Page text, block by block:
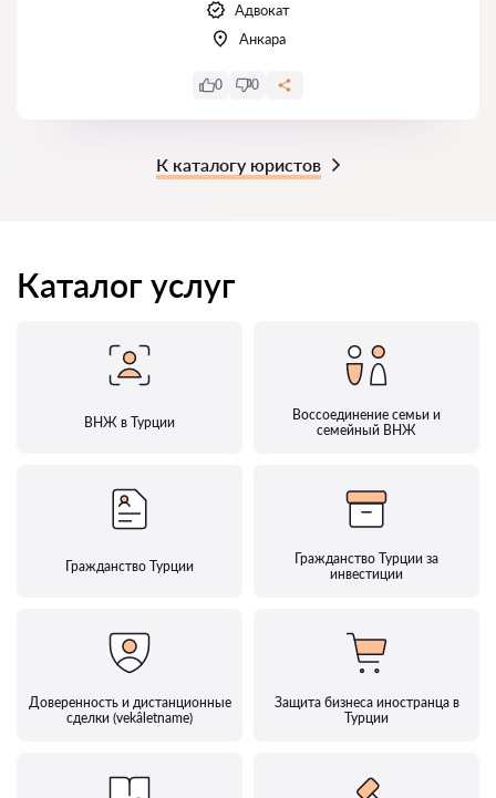
Адвокат
Анкара
0 0
К каталогу юристов
Каталог услуг
ВНЖ в Турции
Воссоединение семьи и
семейный ВНЖ
Гражданство Турции
Гражданство Турции за
инвестиции
Доверенность и дистанционные
сделки (vekâletname)
Защита бизнеса иностранца в
Турции